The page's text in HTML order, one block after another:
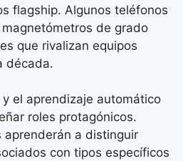
flagship. Algunos teléfonos
de grado
que rivalizan equipos
década.
el aprendizaje automático
roles protagónicos.
a distinguir
con tipos específicos